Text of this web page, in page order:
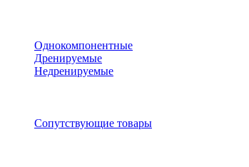
Однокомпонентные
Дренируемые
Недренируемые
Сопутствующие товары